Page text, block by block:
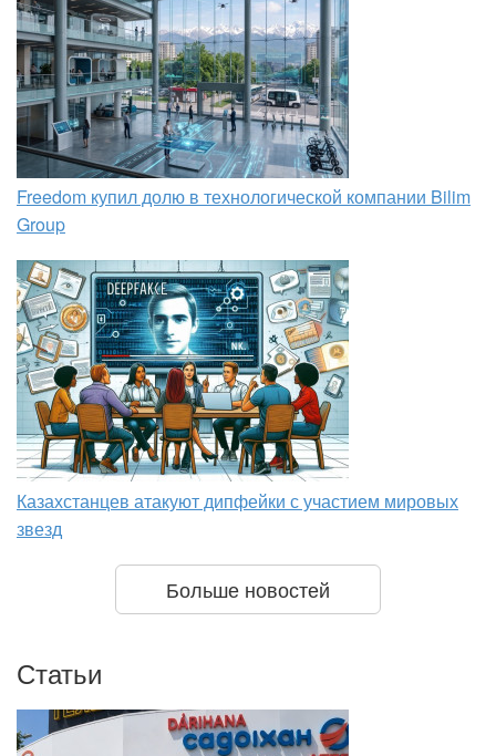
Freedom купил долю в технологической компании Bilim
Group
Казахстанцев атакуют дипфейки с участием мировых
звезд
Больше новостей
Статьи